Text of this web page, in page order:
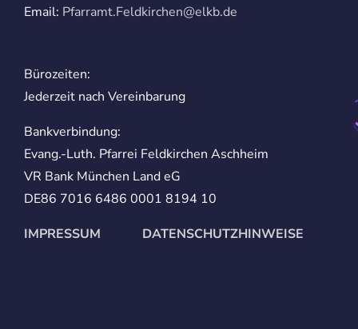
Email: Pfarramt.Feldkirchen@elkb.de
Bürozeiten:
Jederzeit nach Vereinbarung
Bankverbindung:
Evang.-Luth. Pfarrei Feldkirchen Aschheim
VR Bank München Land eG
DE86 7016 6486 0001 8194 10
IMPRESSUM
DATENSCHUTZHINWEISE